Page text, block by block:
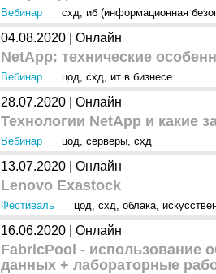
Вебинар схд, иб (информационная
04.08.2020 | Онлайн
NetApp: технические
Вебинар цод, схд, ит в бизнесе
28.07.2020 | Онлайн
Технологии NetApp и какие
Вебинар цод, серверы, схд
13.07.2020 | Онлайн
Lenovo Exastock
Фестиваль цод, схд, облака,
16.06.2020 | Онлайн
FabricPool - использование
данных + лабораторные